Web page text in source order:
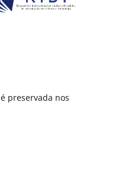
é preservada nos